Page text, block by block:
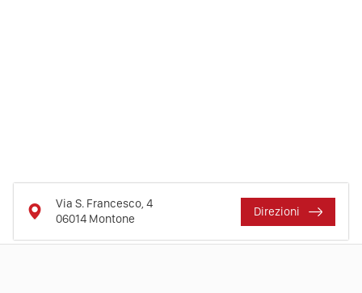
Via S. Francesco, 4
06014 Montone
Direzioni